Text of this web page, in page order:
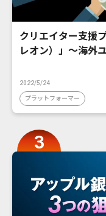
クリエイター支援
レオン）」〜海外
2022/5/24
プラットフォーマー